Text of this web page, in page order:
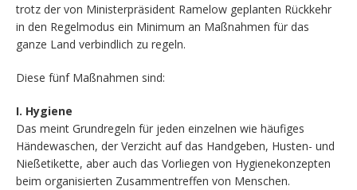
trotz der von Ministerpräsident Ramelow geplanten Rückkehr
in den Regelmodus ein Minimum an Maßnahmen für das
ganze Land verbindlich zu regeln.
Diese fünf Maßnahmen sind:
I. Hygiene
Das meint Grundregeln für jeden einzelnen wie häufiges
Händewaschen, der Verzicht auf das Handgeben, Husten- und
Nießetikette, aber auch das Vorliegen von Hygienekonzepten
beim organisierten Zusammentreffen von Menschen.